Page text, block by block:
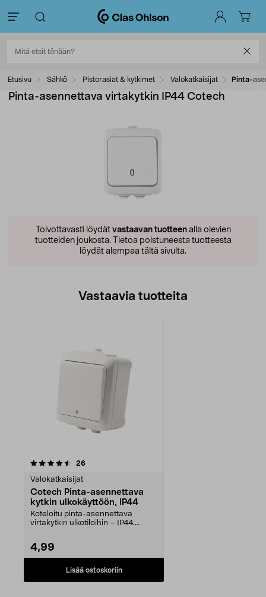
Etusivu Sähkö Pistorasiat & kytkimet Valokatkaisijat Pinta-
Pinta-asennettava virtakytkin IP44 Cotech
Toivottavasti löydät vastaavan tuotteenalla olevien
tuotteiden joukosta. Tietoa poistuneesta tuotteesta
löydät alempaa tältä sivulta.
Vastaavia tuotteita
26arvostelut
Valokatkaisijat
Cotech Pinta-asennettava
kytkin ulkokäyttöön, IP44
Koteloitu pinta-asennettava
virtakytkin ulkotiloihin – IP44.
4,99
Lisää ostoskoriin